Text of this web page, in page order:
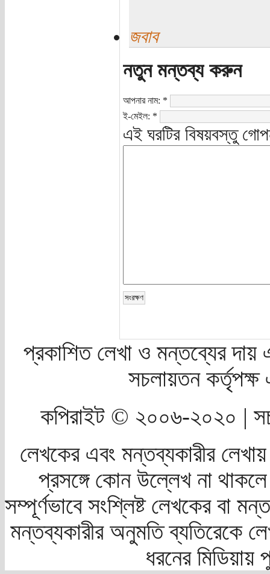
জবাব
নতুন মন্তব্য করুন
আপনার নাম: *
ই-মেইল: *
এই ঘরটির বিষয়বস্তু
প্রকাশিত লেখা ও মন্তব্যের দায়
সচলায়তন
কপিরাইট © ২০০৬-২০২০ |
লেখকের এবং মন্তব্যকারীর
প্রসঙ্গে কোন উল্লেখ না
সম্পূর্ণভাবে সংশ্লিষ্ট লেখকের বা
মন্তব্যকারীর অনুমতি ব্যতিরেকে
ধরনের মিডিয়ায়